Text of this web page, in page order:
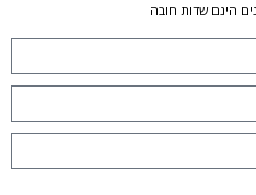
הינם שדות חובה